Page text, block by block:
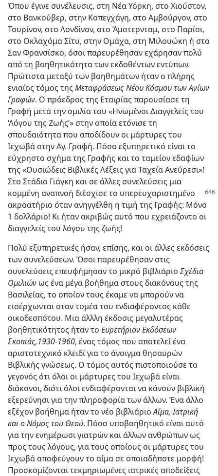
Όπου έγινε συνέλευσις, στη Νέα Υόρκη, στο Χιούστον,
στο Βανκούβερ, στην Κοπεγχάγη, στο Αμβούργον, στο
Τουρίνον, στο Λονδίνον, στο Άμστερνταμ, στο Παρίσι,
στο Οκλαχόμα Σίτυ, στην Ομάχα, στη Μιλουώκη ή στο
Σαν Φρανσίσκο, όσοι παρευρέθησαν εχάρησαν πολύ
από τη βοηθητικότητα των εκδοθέντων εντύπων.
Πρώτιστα μεταξύ των βοηθημάτων ήταν ο πλήρης
ενιαίος τόμος της Μεταφράσεως Νέου Κόσμου των Αγίων
Γραφών. Ο πρόεδρος της Εταιρίας παρουσίασε τη
Γραφή μετά την ομιλία του «Ηνωμένοι Διαγγελείς του
‘Λόγου της Ζωής’» στην οποία ετόνισε τη
σπουδαιότητα που αποδίδουν οι μάρτυρες του
Ιεχωβά στην Αγ. Γραφή. Πόσο εξυπηρετικό είναι το
εύχρηστο σχήμα της Γραφής και το ταμείον εδαφίων
της «Ουσιώδεις Βιβλικές Λέξεις για Ταχεία Ανεύρεσι»!
Στο Στάδιο Γιάγκη και σε άλλες συνελεύσεις μια
κομμένη αναπνοή διέσχισε το υπερευχαριστημένο
ακροατήριο όταν ανηγγέλθη η τιμή της Γραφής: Μόνο
1 δολλάριο! Κι ήταν ακριβώς αυτό που εχρειάζοντο οι
διαγγελείς του λόγου της ζωής!
Πολύ εξυπηρετικές ήσαν, επίσης, και οι άλλες εκδόσεις
των συνελεύσεων. Όσοι παρευρέθησαν στις
συνελεύσεις επευφήμησαν το μικρό βιβλιάριο Σχέδια
Ομιλιών ως ένα μέγα βοήθημα στους διακόνους της
Βασιλείας, το οποίον τους έκαμε να μπορούν να
εισέρχωνται στον τομέα του ενδιαφέροντος κάθε
οικοδεσπότου. Μια άλλλη έκδοσις μεγαλυτέρας
βοηθητικότητος ήταν το Ευρετήριον Εκδόσεων
Σκοπιάς,1930-1960, ένας τόμος που αποτελεί ένα
αριστοτεχνικό κλειδί για το άνοιγμα θησαυρών
Βιβλικής γνώσεως. Ο τόμος αυτός πιστοποιούσε το
γεγονός ότι όλοι οι μάρτυρες του Ιεχωβά είναι
διάκονοι, διότι όλοι ενδιαφέρονται να κάνουν βιβλική
εξερεύνησι για την πληροφορία των άλλων. Ένα άλλο
εξέχον βοήθημα ήταν το νέο βιβλιάριοΑίμα, Ιατρική
και ο Νόμος του Θεού. Πόσο υποβοηθητικό είναι αυτό
για την ενημέρωσι γιατρών και άλλων ανθρώπων ως
προς τους λόγους, για τους οποίους οι μάρτυρες του
Ιεχωβά αποφεύγουν το αίμα σε οποιαδήποτε μορφή!
Προσκομίζονται τεκμηριωμένες ιατρικές αποδείξεις